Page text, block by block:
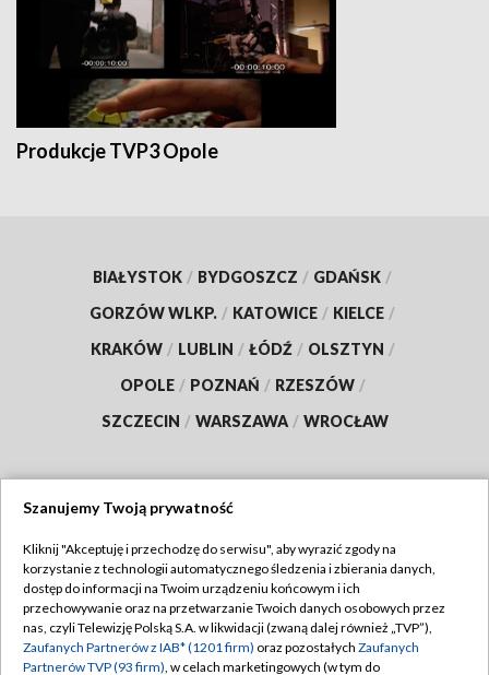
Produkcje TVP3 Opole
BIAŁYSTOK / BYDGOSZCZ / GDAŃSK /
GORZÓW WLKP. / KATOWICE / KIELCE /
KRAKÓW / LUBLIN / ŁÓDŹ / OLSZTYN /
OPOLE / POZNAŃ / RZESZÓW /
SZCZECIN / WARSZAWA / WROCŁAW
TVP
Abonament TVP
Emisja w TVP
Regulamin TVP
Polityka prywatności
Szanujemy Twoją prywatność
Kliknij "Akceptuję i przechodzę do serwisu", aby wyrazić zgody na
korzystanie z technologii automatycznego śledzenia i zbierania danych,
dostęp do informacji na Twoim urządzeniu końcowym i ich
przechowywanie oraz na przetwarzanie Twoich danych osobowych przez
nas, czyli Telewizję Polską S.A. w likwidacji (zwaną dalej również „TVP”),
Zaufanych Partnerów z IAB* (1201 firm) oraz pozostałych Zaufanych
Partnerów TVP (93 firm), w celach marketingowych (w tym do